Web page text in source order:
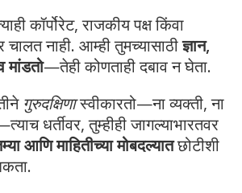
कॉर्पोरेट, राजकीय पक्ष किंवा
चालत नाही. आम्ही तुमच्यासाठीज्ञान,
मांडतो—तेही कोणताही दबाव न घेता.
गुरुदक्षिणास्वीकारतो—ना व्यक्ती, ना
धर्तीवर, तुम्हीही जागल्याभारतवर
आणि माहितीच्या मोबदल्यातछोटीशी